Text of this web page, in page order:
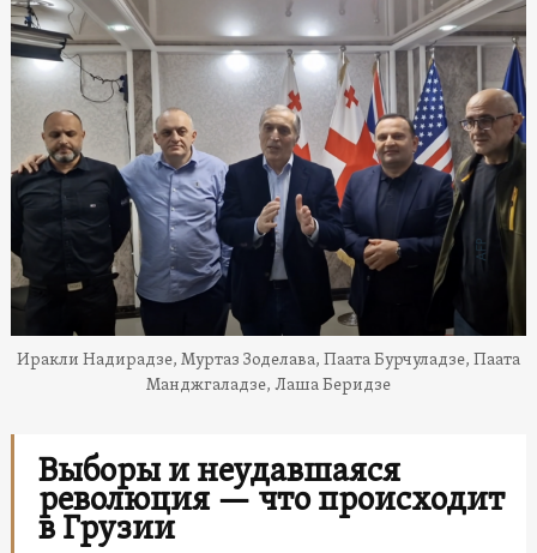
Иракли Надирадзе, Муртаз Зоделава, Паата Бурчуладзе, Паата
Манджгаладзе, Лаша Беридзе
Выборы и неудавшаяся
революция — что происходит
в Грузии